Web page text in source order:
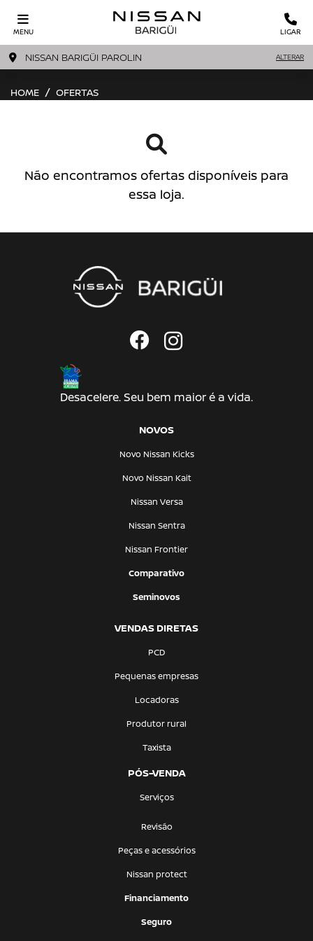
MENU LIGAR
NISSAN BARIGÜI PAROLIN ALTERAR
HOME OFERTAS
Não encontramos ofertas disponíveis para
essa loja.
Desacelere. Seu bem maior é a vida.
NOVOS
Novo Nissan Kicks
Novo Nissan Kait
Nissan Versa
Nissan Sentra
Nissan Frontier
Comparativo
Seminovos
VENDAS DIRETAS
PCD
Pequenas empresas
Locadoras
Produtor rural
Taxista
PÓS-VENDA
Serviços
Revisão
Peças e acessórios
Nissan protect
Financiamento
Seguro